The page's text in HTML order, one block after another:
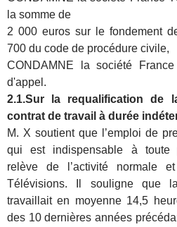
la somme de
2 000 euros sur le fondement
700 du code de procédure civile,
CONDAMNE la société
d'appel.
2.1.Sur la requalification de
contrat de travail à durée
M. X soutient que l’emploi de
qui est indispensable à toute
relève de l’activité normale
Télévisions. Il souligne que
travaillait en moyenne 14,5
des 10 dernières années